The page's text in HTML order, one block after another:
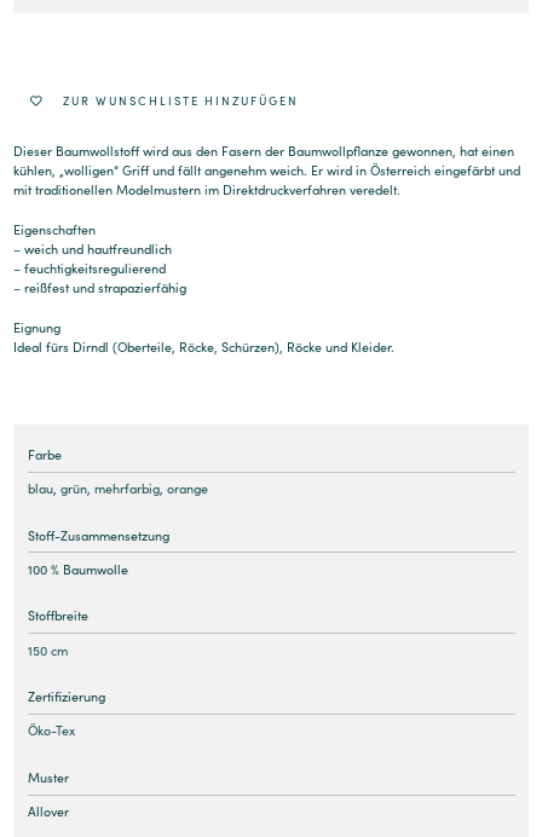
ZUR WUNSCHLISTE HINZUFÜGEN
Dieser Baumwollstoff wird aus den Fasern der Baumwollpflanze gewonnen, hat einen
kühlen, „wolligen“ Griff und fällt angenehm weich. Er wird in Österreich eingefärbt und
mit traditionellen Modelmustern im Direktdruckverfahren veredelt.
Eigenschaften
– weich und hautfreundlich
– feuchtigkeitsregulierend
– reißfest und strapazierfähig
Eignung
Ideal fürs Dirndl (Oberteile, Röcke, Schürzen), Röcke und Kleider.
Farbe
blau, grün, mehrfarbig, orange
Stoff-Zusammensetzung
100 % Baumwolle
Stoffbreite
150 cm
Zertifizierung
Öko-Tex
Muster
Allover